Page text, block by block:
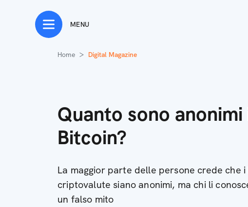
MENU
Home Digital Magazine
Quanto sono anonimi
Bitcoin?
La maggior parte delle persone crede che i
criptovalute siano anonimi, ma chi li
un falso mito